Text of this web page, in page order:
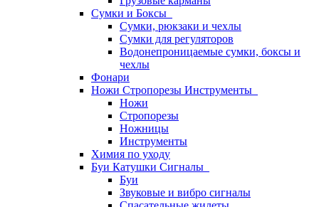
Сумки и Боксы
Сумки, рюкзаки и чехлы
Сумки для регуляторов
Водонепроницаемые сумки, боксы и
чехлы
Фонари
Ножи Стропорезы Инструменты
Ножи
Стропорезы
Ножницы
Инструменты
Химия по уходу
Буи Катушки Сигналы
Буи
Звуковые и вибро сигналы